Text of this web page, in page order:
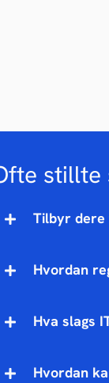
stillte
Tilbyr dere
Hvordan
Hva slags
Hvordan